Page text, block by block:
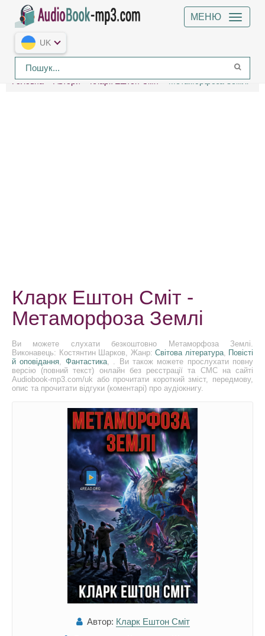
МЕНЮ
UK
Головна Автори Кларк Ештон Сміт Метаморфоза Землі
Кларк Ештон Сміт -
Метаморфоза Землі
Ви можете слухати безкоштовно Метаморфоза Землі.
Виконавець: Костянтин Шарков, Жанр: Світова література, Повісті
й оповідання, Фантастика, . Ви також можете прослухати повну
версію (повний текст) онлайн без реєстрації та СМС на сайті
Audiobook-mp3.com/uk або прочитати короткий зміст, передмову,
опис та прочитати відгуки (коментарі) про аудіокнигу.
Автор: Кларк Ештон Сміт